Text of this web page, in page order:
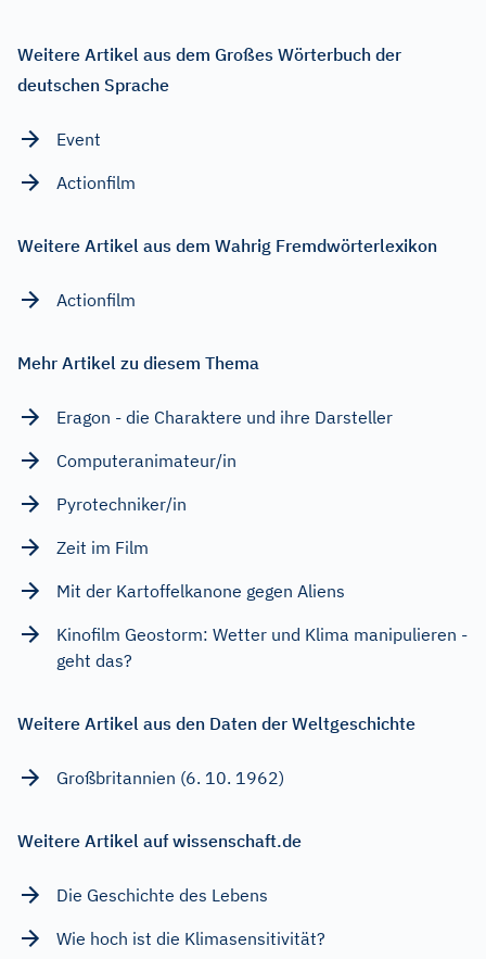
Weitere Artikel aus dem Großes Wörterbuch der
deutschen Sprache
Event
Actionfilm
Weitere Artikel aus dem Wahrig Fremdwörterlexikon
Actionfilm
Mehr Artikel zu diesem Thema
Eragon - die Charaktere und ihre Darsteller
Computeranimateur/in
Pyrotechniker/in
Zeit im Film
Mit der Kartoffelkanone gegen Aliens
Kinofilm Geostorm: Wetter und Klima manipulieren -
geht das?
Weitere Artikel aus den Daten der Weltgeschichte
Großbritannien (6. 10. 1962)
Weitere Artikel auf wissenschaft.de
Die Geschichte des Lebens
Wie hoch ist die Klimasensitivität?